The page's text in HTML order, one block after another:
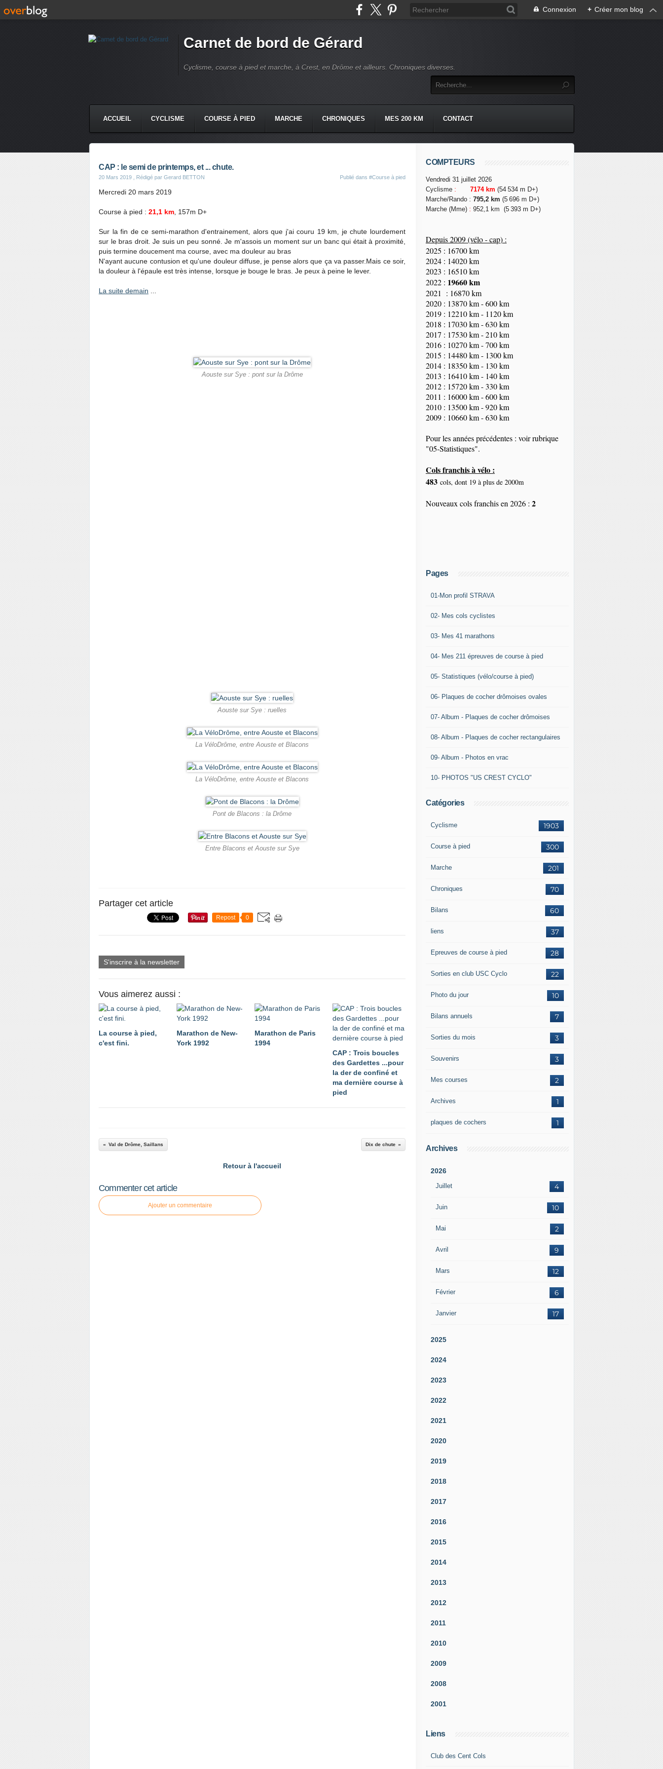
Connexion + Créer mon blog
Carnet de bord de Gérard
Cyclisme, course à pied et marche, à Crest, en Drôme et ailleurs. Chroniques diverses.
ACCUEIL CYCLISME COURSE À PIED MARCHE CHRONIQUES MES 200 KM CONTACT
CAP : le semi de printemps, et ... chute.
20 Mars 2019 , Rédigé par Gerard BETTON Publié dans #Course à pied
Mercredi 20 mars 2019
Course à pied : 21,1 km , 157m D+
Sur la fin de ce semi-marathon d'entrainement, alors que j'ai couru 19 km, je chute lourdement
sur le bras droit. Je suis un peu sonné. Je m'assois un moment sur un banc qui était à proximité,
puis termine doucement ma course, avec ma douleur au bras
N'ayant aucune contusion et qu'une douleur diffuse, je pense alors que ça va passer.Mais ce soir,
la douleur à l'épaule est très intense, lorsque je bouge le bras. Je peux à peine le lever.
La suite demain
Aouste sur Sye : pont sur la Drôme
Aouste sur Sye : ruelles
La VéloDrôme, entre Aouste et Blacons
La VéloDrôme, entre Aouste et Blacons
Pont de Blacons : la Drôme
Entre Blacons et Aouste sur Sye
Partager cet article
Repost 0
S'inscrire à la newsletter
Vous aimerez aussi :
La course à pied,
c'est fini.
Marathon de New-
York 1992
Marathon de Paris
1994
CAP : Trois boucles
des Gardettes ...pour
la der de confiné et
ma dernière course à
pied
Val de Drôme, Saillans Dix de chute
Retour à l'accueil
Commenter cet article
Ajouter un commentaire
COMPTEURS
Vendredi 31 juillet 2026
Cyclisme : 7174 km (54 534 m D+)
Marche/Rando : 795,2 km (5 696 m D+)
Marche (Mme) : 952,1 km (5 393 m D+)
Depuis 2009 (vélo - cap) :
2025 : 16700 km
2024 : 14020 km
2023 : 16510 km
2022 : 19660 km
2021 : 16870 km
2020 : 13870 km - 600 km
2019 : 12210 km - 1120 km
2018 : 17030 km - 630 km
2017 : 17530 km - 210 km
2016 : 10270 km - 700 km
2015 : 14480 km - 1300 km
2014 : 18350km- 130 km
2013 : 16410 km - 140 km
2012 : 15720 km - 330 km
2011 : 16000 km - 600 km
2010 : 13500 km - 920 km
2009 : 10660 km - 630 km
Pour les années précédentes : voir rubrique
"05-Statistiques".
Cols franchis à vélo :
483 cols, dont 19 à plus de 2000m
Nouveaux cols franchis en 2026 : 2
Pages
01-Mon profil STRAVA
02- Mes cols cyclistes
03- Mes 41 marathons
04- Mes 211 épreuves de course à pied
05- Statistiques (vélo/course à pied)
06- Plaques de cocher drômoises ovales
07- Album - Plaques de cocher drômoises
08- Album - Plaques de cocher rectangulaires
09- Album - Photos en vrac
10- PHOTOS "US CREST CYCLO"
Catégories
1903
Cyclisme
300
Course à pied
201
Marche
70
Chroniques
60
Bilans
37
liens
28
Epreuves de course à pied
22
Sorties en club USC Cyclo
10
Photo du jour
7
Bilans annuels
3
Sorties du mois
3
Souvenirs
2
Mes courses
1
Archives
1
plaques de cochers
Archives
2026
Juillet 4
Juin 10
Mai 2
Avril 9
Mars 12
Février 6
Janvier 17
2025
2024
2023
2022
2021
2020
2019
2018
2017
2016
2015
2014
2013
2012
2011
2010
2009
2008
2001
Liens
Club des Cent Cols